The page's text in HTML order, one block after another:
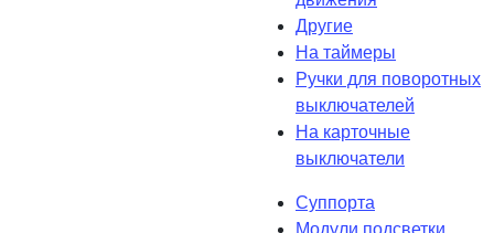
Другие
На таймеры
Ручки для поворотных
выключателей
На карточные
выключатели
Суппорта
Модули подсветки